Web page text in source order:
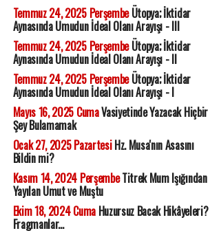
Temmuz 24, 2025 PerşembeÜtopya; İktidar
Aynasında Umudun İdeal Olanı Arayışı - III
Temmuz 24, 2025 PerşembeÜtopya; İktidar
Aynasında Umudun İdeal Olanı Arayışı - II
Temmuz 24, 2025 PerşembeÜtopya; İktidar
Aynasında Umudun İdeal Olanı Arayışı - I
Mayıs 16, 2025 CumaVasiyetinde Yazacak Hiçbir
Şey Bulamamak
Ocak 27, 2025 PazartesiHz. Musa'nın Asasını
Bildin mi?
Kasım 14, 2024 PerşembeTitrek Mum Işığından
Yayılan Umut ve Muştu
Ekim 18, 2024 CumaHuzursuz Bacak Hikâyeleri?
Fragmanlar...